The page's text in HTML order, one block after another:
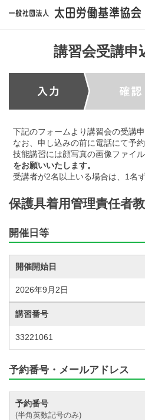
講習会受講申
下記のフォームより講習会の受講
なお、申し込みの前に電話にて予
技能講習には顔写真の画像ファイル
をお願いいたします。
受講者が2名以上いる場合は、1名
保護具着用管理責任者
開催日等
開催開始日
2026年9月2日
講習番号
33221061
予約番号・メールアドレス
予約番号
(半角英数記号のみ)